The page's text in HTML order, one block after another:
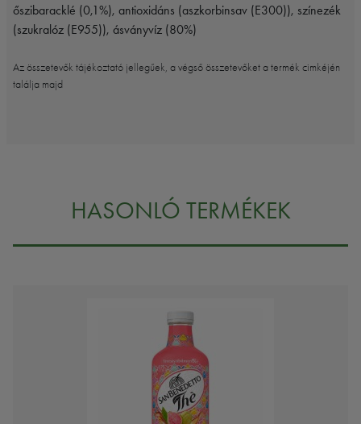
őszibaracklé (0,1%), antioxidáns (aszkorbinsav (E300)), színezék
(szukralóz (E955)), ásványvíz (80%)
Az összetevők tájékoztató jellegűek, a végső összetevőket a termék cimkéjén
találja majd
HASONLÓ TERMÉKEK